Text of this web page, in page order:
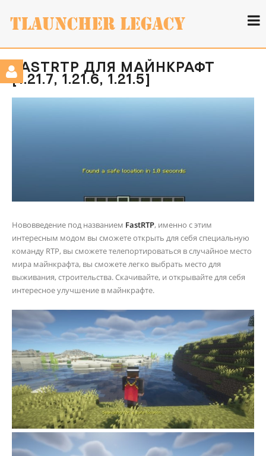
FASTRTP ДЛЯ МАЙНКРАФТ
[1.21.7, 1.21.6, 1.21.5]
Нововведение под названием FastRTP, именно с этим
интересным модом вы сможете открыть для себя специальную
команду RTP, вы сможете телепортироваться в случайное место
мира майнкрафта, вы сможете легко выбрать место для
выживания, строительства. Скачивайте, и открывайте для себя
интересное улучшение в майнкрафте.